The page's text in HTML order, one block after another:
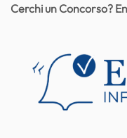
Cerchi un Concorso?